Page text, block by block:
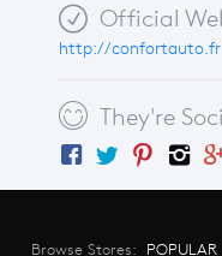
Official
http://confortauto.fr
They're
Browse Stores: POPULAR